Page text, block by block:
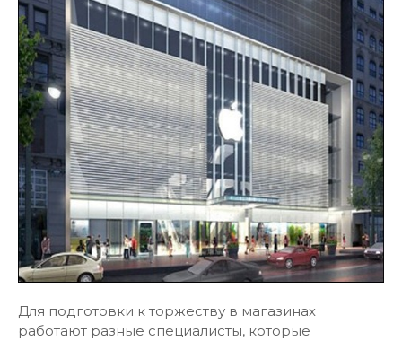
Для подготовки к торжеству в магазинах
работают разные специалисты, которые